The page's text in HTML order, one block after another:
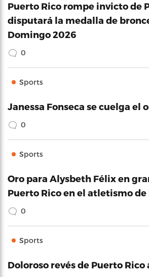
Puerto Rico rompe invicto de
disputará la medalla de
Domingo 2026
0
Sports
Janessa Fonseca se cuelga el
0
Sports
Oro para Alysbeth Félix en
Puerto Rico en el atletismo de
0
Sports
Doloroso revés de Puerto